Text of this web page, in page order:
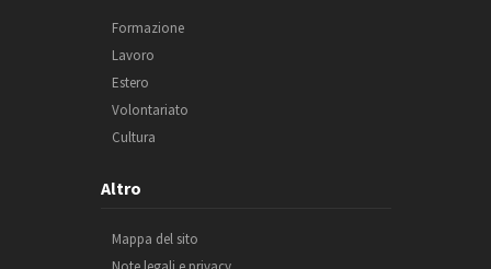
Formazione
Lavoro
Estero
Volontariato
Cultura
Altro
Mappa del sito